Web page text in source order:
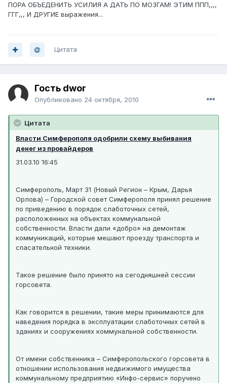
ПОРА ОБЪЕДЕНИТЬ УСИЛИЯ А ДАТЬ ПО МОЗГАМ! ЭТИМ ППП,,,,
ГГГ,,, И ДРУГИЕ выражения...
Цитата
Гость dwor
Опубликовано 24 октября, 2010
Цитата
Власти Симферополя одобрили схему выбивания
денег из провайдеров
31.03.10 16:45
Симферополь, Март 31 (Новый Регион – Крым, Дарья
Орлова) – Городской совет Симферополя принял решение
по приведению в порядок слаботочных сетей,
расположенных на объектах коммунальной
собственности. Власти дали «добро» на демонтаж
коммуникаций, которые мешают проезду транспорта и
спасательной техники.
Такое решение было принято на сегодняшней сессии
горсовета.
Как говорится в решении, такие меры принимаются для
наведения порядка в эксплуатации слаботочных сетей в
зданиях и сооружениях коммунальной собственности.
От имени собственника – Симферопольского горсовета в
отношении использования недвижимого имущества
коммунальному предприятию «Инфо-сервис» поручено